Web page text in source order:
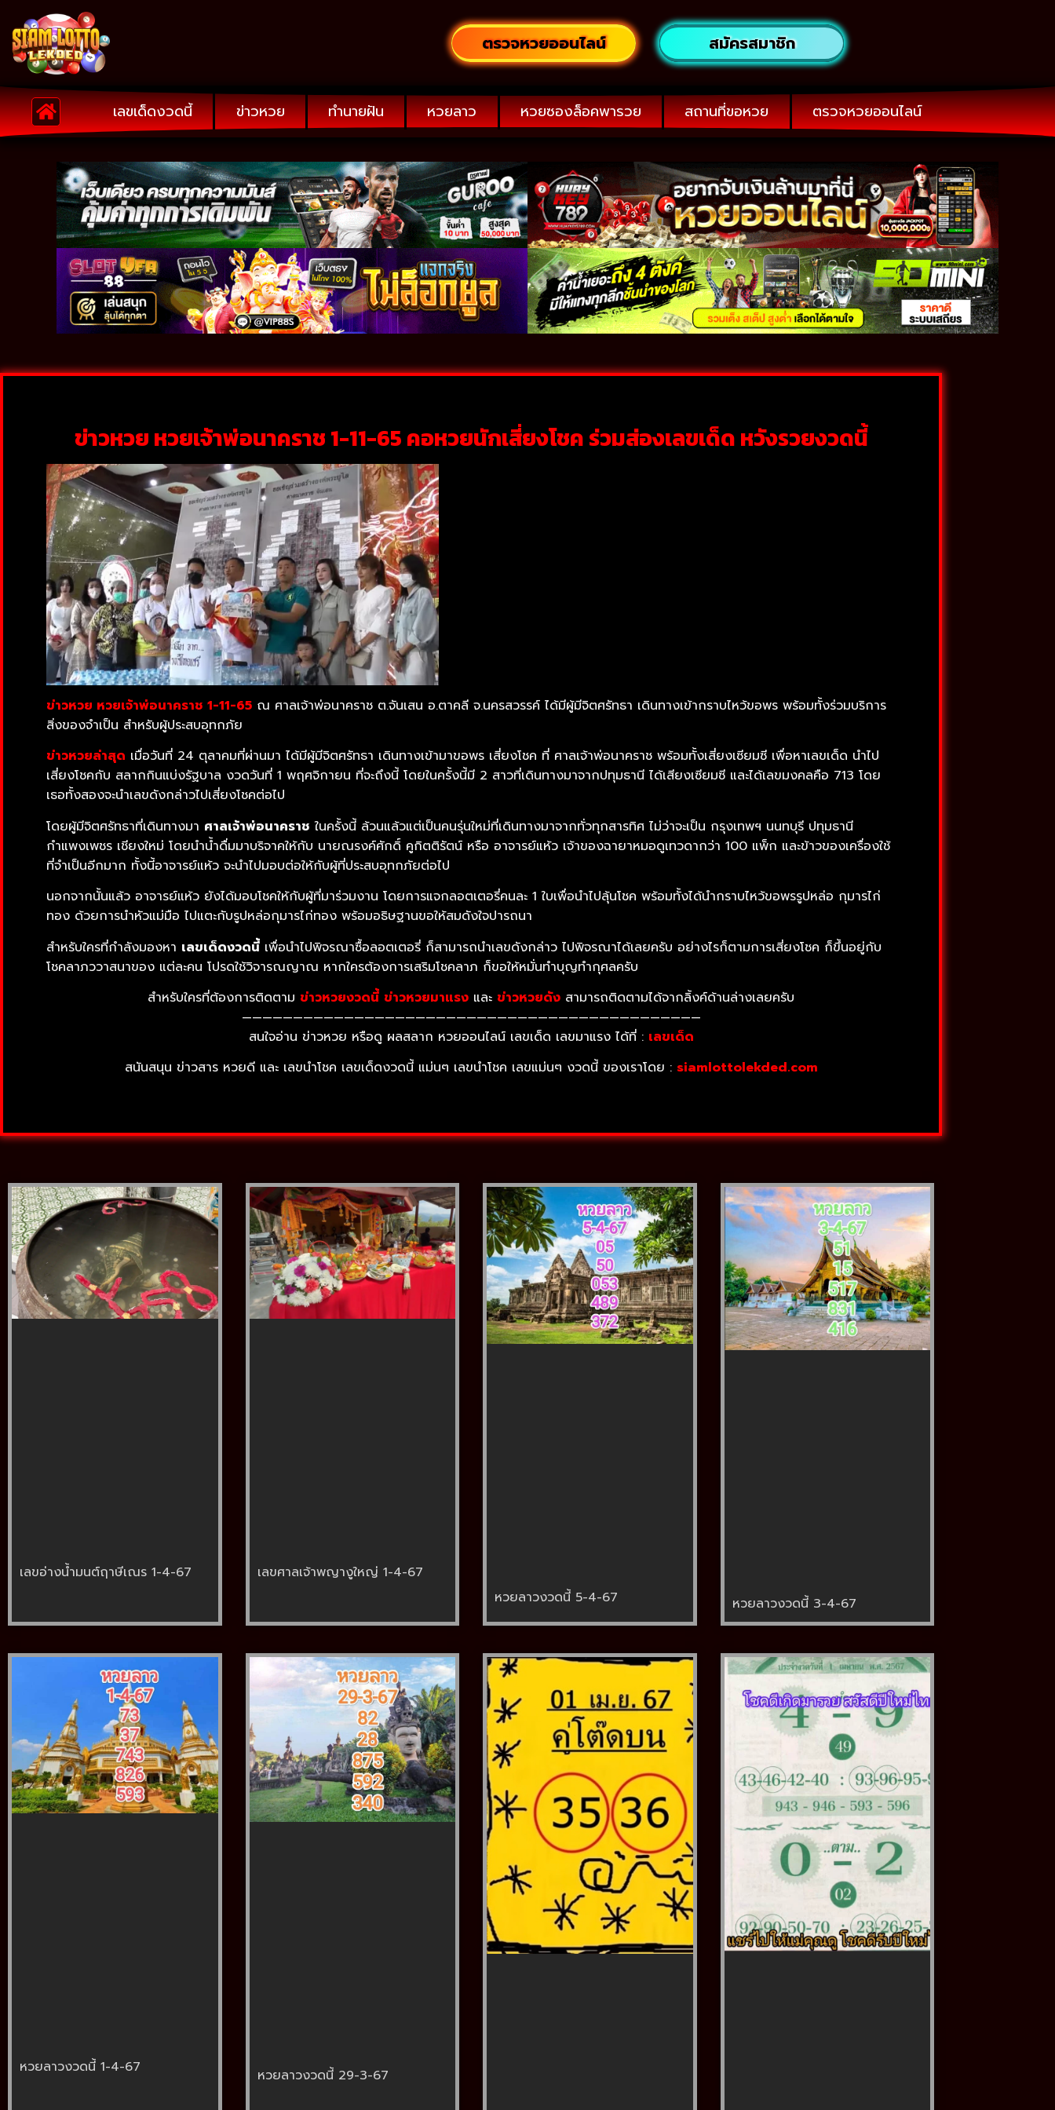
ตรวจหวยออนไลน์ สมัครสมาชิก
เลขเด็ดงวดนี้ ข่าวหวย ทำนายฝัน หวยลาว หวยซองล็อคพารวย สถานที่ขอหวย ตรวจหวยออนไลน์
ข่าวหวย หวยเจ้าพ่อนาคราช 1-11-65 คอหวยนักเสี่ยงโชค ร่วมส่องเลขเด็ด หวังรวยงวดนี้
ข่าวหวย หวยเจ้าพ่อนาคราช 1-11-65 ณ ศาลเจ้าพ่อนาคราช ต.จันเสน อ.ตาคลี จ.นครสวรรค์ ได้มีผู้มีจิตศรัทธา เดินทางเข้ากราบไหว้ขอพร พร้อมทั้งร่วมบริการ
สิ่งของจำเป็น สำหรับผู้ประสบอุทกภัย
ข่าวหวยล่าสุด เมื่อวันที่ 24 ตุลาคมที่ผ่านมา ได้มีผู้มีจิตศรัทธา เดินทางเข้ามาขอพร เสี่ยงโชค ที่ ศาลเจ้าพ่อนาคราช พร้อมทั้งเสี่ยงเซียมซี เพื่อหาเลขเด็ด นำไป
เสี่ยงโชคกับ สลากกินแบ่งรัฐบาล งวดวันที่ 1 พฤศจิกายน ที่จะถึงนี้ โดยในครั้งนี้มี 2 สาวที่เดินทางมาจากปทุมธานี ได้เสียงเซียมซี และได้เลขมงคลคือ 713 โดย
เธอทั้งสองจะนำเลขดังกล่าวไปเสี่ยงโชคต่อไป
โดยผู้มีจิตศรัทธาที่เดินทางมา ศาลเจ้าพ่อนาคราช ในครั้งนี้ ล้วนแล้วแต่เป็นคนรุ่นใหม่ที่เดินทางมาจากทั่วทุกสารทิศ ไม่ว่าจะเป็น กรุงเทพฯ นนทบุรี ปทุมธานี
กำแพงเพชร เชียงใหม่ โดยนำน้ำดื่มมาบริจาคให้กับ นายณรงค์ศักดิ์ คูกิตติรัตน์ หรือ อาจารย์แห้ว เจ้าของฉายาหมอดูเทวดากว่า 100 แพ็ก และข้าวของเครื่องใช้
ที่จำเป็นอีกมาก ทั้งนี้อาจารย์แห้ว จะนำไปมอบต่อให้กับผู้ที่ประสบอุทกภัยต่อไป
นอกจากนั้นแล้ว อาจารย์แห้ว ยังได้มอบโชคให้กับผู้ที่มาร่วมงาน โดยการแจกลอตเตอรี่คนละ 1 ใบเพื่อนำไปลุ้นโชค พร้อมทั้งได้นำกราบไหว้ขอพรรูปหล่อ กุมารไก่
ทอง ด้วยการนำหัวแม่มือ ไปแตะกับรูปหล่อกุมารไก่ทอง พร้อมอธิษฐานขอให้สมดังใจปารถนา
สำหรับใครที่กำลังมองหา เลขเด็ดงวดนี้ เพื่อนำไปพิจรณาซื้อลอตเตอรี่ ก็สามารถนำเลขดังกล่าว ไปพิจรณาได้เลยครับ อย่างไรก็ตามการเสี่ยงโชค ก็ขึ้นอยู่กับ
โชคลาภววาสนาของ แต่ละคน โปรดใช้วิจารณญาณ หากใครต้องการเสริมโชคลาภ ก็ขอให้หมั่นทำบุญทำกุศลครับ
สำหรับใครที่ต้องการติดตาม ข่าวหวยงวดนี้ ข่าวหวยมาแรง และ ข่าวหวยดัง สามารถติดตามได้จากลิ้งค์ด้านล่างเลยครับ
—————————————————————————————————————————————
สนใจอ่าน ข่าวหวย หรือดู ผลสลาก หวยออนไลน์ เลขเด็ด เลขมาแรง ได้ที่ : เลขเด็ด
สนันสนุน ข่าวสาร หวยดี และ เลขนำโชค เลขเด็ดงวดนี้ แม่นๆ เลขนำโชค เลขแม่นๆ งวดนี้ ของเราโดย : siamlottolekded.com
เลขอ่างน้ำมนต์ฤาษีเณร 1-4-67
เลขศาลเจ้าพญางูใหญ่ 1-4-67
หวยลาวงวดนี้ 5-4-67
หวยลาวงวดนี้ 3-4-67
หวยลาวงวดนี้ 1-4-67 หวยลาวงวดนี้ 29-3-67